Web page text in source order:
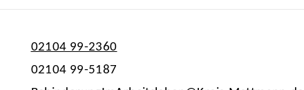
02104 99-2360
02104 99-5187